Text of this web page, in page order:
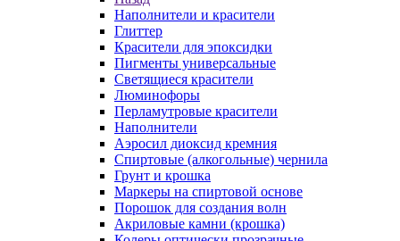
Наполнители и красители
Глиттер
Красители для эпоксидки
Пигменты универсальные
Светящиеся красители
Люминофоры
Перламутровые красители
Наполнители
Аэросил диоксид кремния
Спиртовые (алкогольные) чернила
Грунт и крошка
Маркеры на спиртовой основе
Порошок для создания волн
Акриловые камни (крошка)